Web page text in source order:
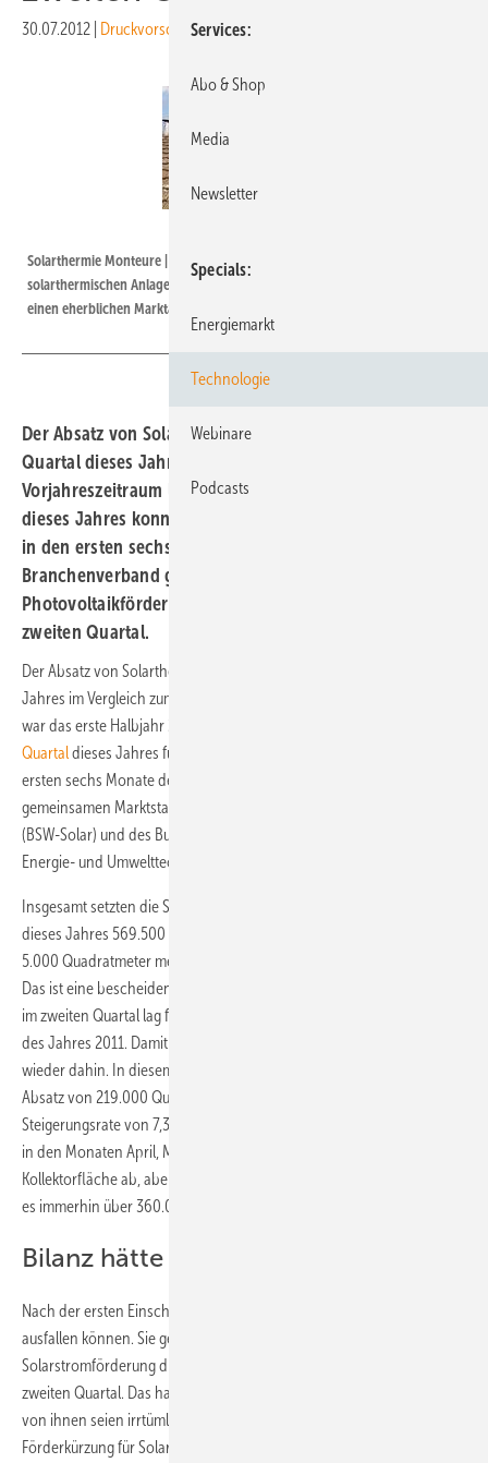
30.07.2012 Druckvorschau
Solarthermie Monteure | Durch die Ausweitung der Förderung von
solarthermischen Anlagen auf Privathaushlate erhofft sich die Branche
einen eherblichen Marktaufschwung.
Der Absatz von Solarthermieanlagen ist im zweiten
Quartal dieses Jahres im Vergleich zum
Vorjahreszeitraum leicht rückläufig. Im ersten Halbjahr
dieses Jahres konnte die Branche aber mehr absetzen als
in den ersten sechs Monaten des letzten Jahres. Der
Branchenverband gibt der Diskussion um die
Photovoltaikförderung die Schuld am schwachen
zweiten Quartal.
Der Absatz von Solarthermieanlagen ging im zweiten Quartal dieses
Jahres im Vergleich zum Vorjahreszeitraum leicht zurück. Dennoch
war das erste Halbjahr 2012 dank des starken Absatzes im
Quartaldieses Jahres für die Solarthermiebranche besser als die
ersten sechs Monate des vergangenen Jahres. Das geht aus einer
gemeinsamen Marktstatistik des Bundesverbandes Solarwirtschaft
(BSW-Solar) und des Bundesindustrieverbandes Deutschland Haus-,
Energie- und Umwelttechnik (BDH) hervor.
Insgesamt setzten die Solarthermiker in den ersten sechs Monaten
dieses Jahres 569.500 Quadratmeter Kollektorfläche ab. Das sind fast
5.000 Quadratmeter mehr als im ersten Halbjahr des letzten Jahres.
Das ist eine bescheidene Steigerung im 0,8 Prozent. Doch der Absatz
im zweiten Quartal lag fast drei Prozent unter dem Vergleichszeitraum
des Jahres 2011. Damit sind die guten Werte der ersten drei Monate
wieder dahin. In diesem Zeitraum konnte die Branche mit einem
Absatz von 219.000 Quadratmetern Kollektorfläche immerhin eine
Steigerungsrate von 7,3 Prozent verzeichnen. Zwar setzte die Branche
in den Monaten April, Mai und Juni 350.500 Quadratmeter
Kollektorfläche ab, aber im zweiten Quartal des letzten Jahres waren
es immerhin über 360.000 Quadratmeter.
Bilanz hätte besser ausfallen können
Nach der ersten Einschätzung der Verbände hätte die Bilanz besser
ausfallen können. Sie geben der Diskussion um die Kürzung der
Solarstromförderung die Schuld für das schwache Abschneiden im
zweiten Quartal. Das habe die Verbraucher verunsichert. Denn viele
von ihnen seien irrtümlicherweise davon ausgegangen, dass die
Förderkürzung für Solarstromanlagen auch negative Auswirkungen
Services
Abo & Shop
Media
Newsletter
Specials
Energiemarkt
Technologie
Webinare
Podcasts